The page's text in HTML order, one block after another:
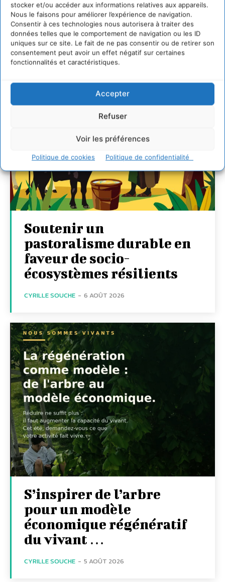
stocker et/ou accéder aux informations relatives aux appareils.
Nous le faisons pour améliorer l’expérience de navigation.
Consentir à ces technologies nous autorisera à traiter des
données telles que le comportement de navigation ou les ID
uniques sur ce site. Le fait de ne pas consentir ou de retirer son
consentement peut avoir un effet négatif sur certaines
fonctionnalités et caractéristiques.
Accepter
Refuser
Voir les préférences
Politique de cookies Politique de confidentialité
7 indicateurs pour des villes résilientes et durables,
adaptées au changement climatique
27 juillet 2026
Soutenir un
pastoralisme durable en
faveur de socio-
écosystèmes résilients
CYRILLE SOUCHE - 6 AOÛT 2026
S’inspirer de l’arbre
pour un modèle
économique régénératif
du vivant …
CYRILLE SOUCHE - 5 AOÛT 2026